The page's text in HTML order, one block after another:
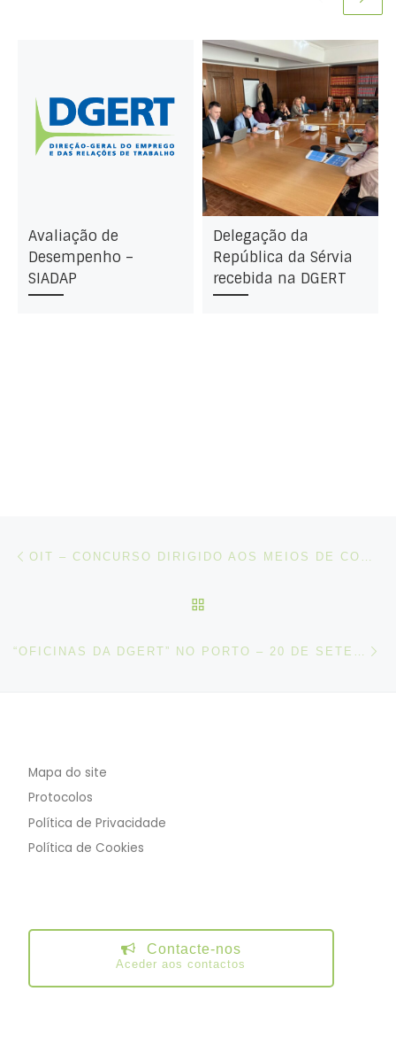
Avaliação de
Desempenho –
SIADAP
Delegação da
República da Sérvia
recebida na DGERT
Post navigation
Mapa do site
Protocolos
Política de Privacidade
Política de Cookies
Contacte-nos
Aceder aos contactos